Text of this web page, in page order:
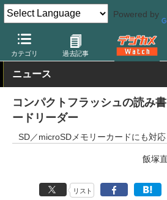
Powered by
カテゴリ 過去記事
デジカメ Watch 撮影用品 記録メデ
ニュース
コンパクトフラッシュの読み
ードリーダー
SD／microSDメモリーカードにも対応
飯塚直
リスト